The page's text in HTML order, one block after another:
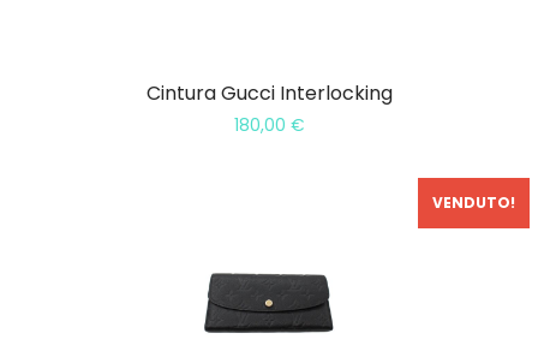
Cintura Gucci Interlocking
180,00 €
VENDUTO!